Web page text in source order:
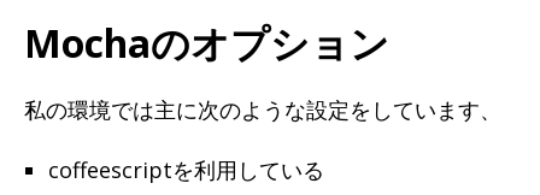
Mochaのオプション
私の環境では主に次のような設定をしています、
coffeescriptを利用している